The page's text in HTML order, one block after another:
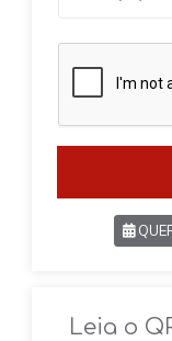
i
l
Leia o